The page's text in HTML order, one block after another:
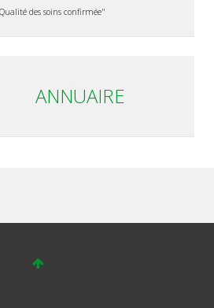
des soins confirmée"
ANNUAIRE